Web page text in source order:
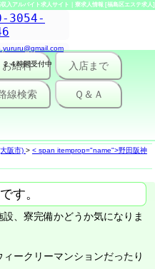
入アルバイト求人サイト｜寮求人情報 [福島区エステ求人]
3054-
４時間受付中
お給料 入店まで
線検索 Ｑ＆Ａ
阪市) > < span itemprop="name">野田阪神
す。
、寮完備かどうか気になりま
ークリーマンションだったり